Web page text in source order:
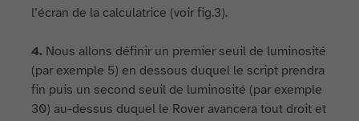
l’écran de la calculatrice (voir fig.3).
4. Nous allons définir un premier seuil de luminosité
(par exemple 5) en dessous duquel le script prendra
fin puis un second seuil de luminosité (par exemple
30) au-dessus duquel le Rover avancera tout droit et